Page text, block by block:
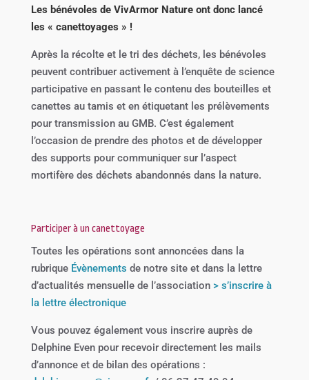
Les bénévoles de VivArmor Nature ont donc lancé
les « canettoyages » !
Après la récolte et le tri des déchets, les bénévoles
peuvent contribuer activement à l’enquête de science
participative en passant le contenu des bouteilles et
canettes au tamis et en étiquetant les prélèvements
pour transmission au GMB. C’est également
l’occasion de prendre des photos et de développer
des supports pour communiquer sur l’aspect
mortifère des déchets abandonnés dans la nature.
Participer à un canettoyage
Toutes les opérations sont annoncées dans la
rubrique Évènements de notre site et dans la lettre
d’actualités mensuelle de l’association > s’inscrire à
la lettre électronique
Vous pouvez également vous inscrire auprès de
Delphine Even pour recevoir directement les mails
d’annonce et de bilan des opérations :